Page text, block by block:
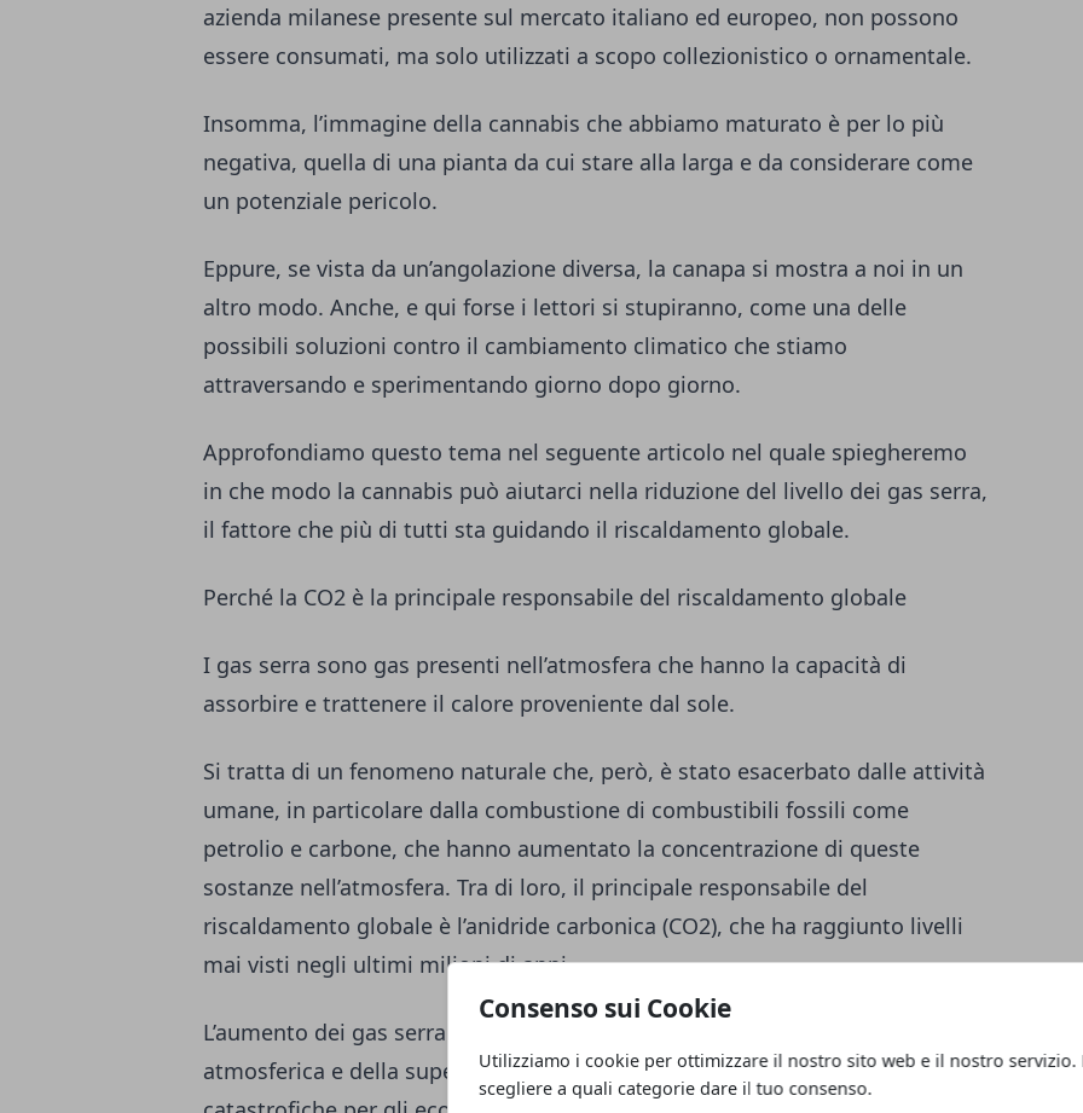
Consenso sui Cookie
Utilizziamo i cookie per ottimizzare il nostro sito web e il nostro servizio.
scegliere a quali categorie dare il tuo consenso.
azienda milanese presente sul mercato italiano ed europeo, non possono
essere consumati, ma solo utilizzati a scopo collezionistico o ornamentale.
Insomma, l’immagine della cannabis che abbiamo maturato è per lo più
negativa, quella di una pianta da cui stare alla larga e da considerare come
un potenziale pericolo.
Eppure, se vista da un’angolazione diversa, la canapa si mostra a noi in un
altro modo. Anche, e qui forse i lettori si stupiranno, come una delle
possibili soluzioni contro il cambiamento climatico che stiamo
attraversando e sperimentando giorno dopo giorno.
Approfondiamo questo tema nel seguente articolo nel quale spiegheremo
in che modo la cannabis può aiutarci nella riduzione del livello dei gas serra,
il fattore che più di tutti sta guidando il riscaldamento globale.
Perché la CO2 è la principale responsabile del riscaldamento globale
I gas serra sono gas presenti nell’atmosfera che hanno la capacità di
assorbire e trattenere il calore proveniente dal sole.
Si tratta di un fenomeno naturale che, però, è stato esacerbato dalle attività
umane, in particolare dalla combustione di combustibili fossili come
petrolio e carbone, che hanno aumentato la concentrazione di queste
sostanze nell’atmosfera. Tra di loro, il principale responsabile del
riscaldamento globale è l’anidride carbonica (CO2), che ha raggiunto livelli
mai visti negli ultimi milioni di anni.
L’aumento dei gas serra provoca un’impennata della temperatura
atmosferica e della superficie terrestre, con conseguenze potenzialmente